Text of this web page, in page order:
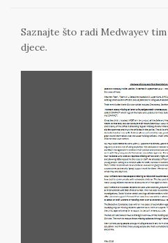
Saznajte što radi Medwayev
djece.